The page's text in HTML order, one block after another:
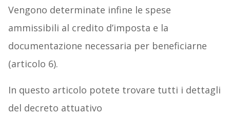
Vengono determinate infine le spese
ammissibili al credito d’imposta e la
documentazione necessaria per beneficiarne
(articolo 6).
In questo articolo potete trovare tutti i dettagli
del decreto attuativo